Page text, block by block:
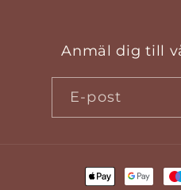
Anmäl dig till
E-post